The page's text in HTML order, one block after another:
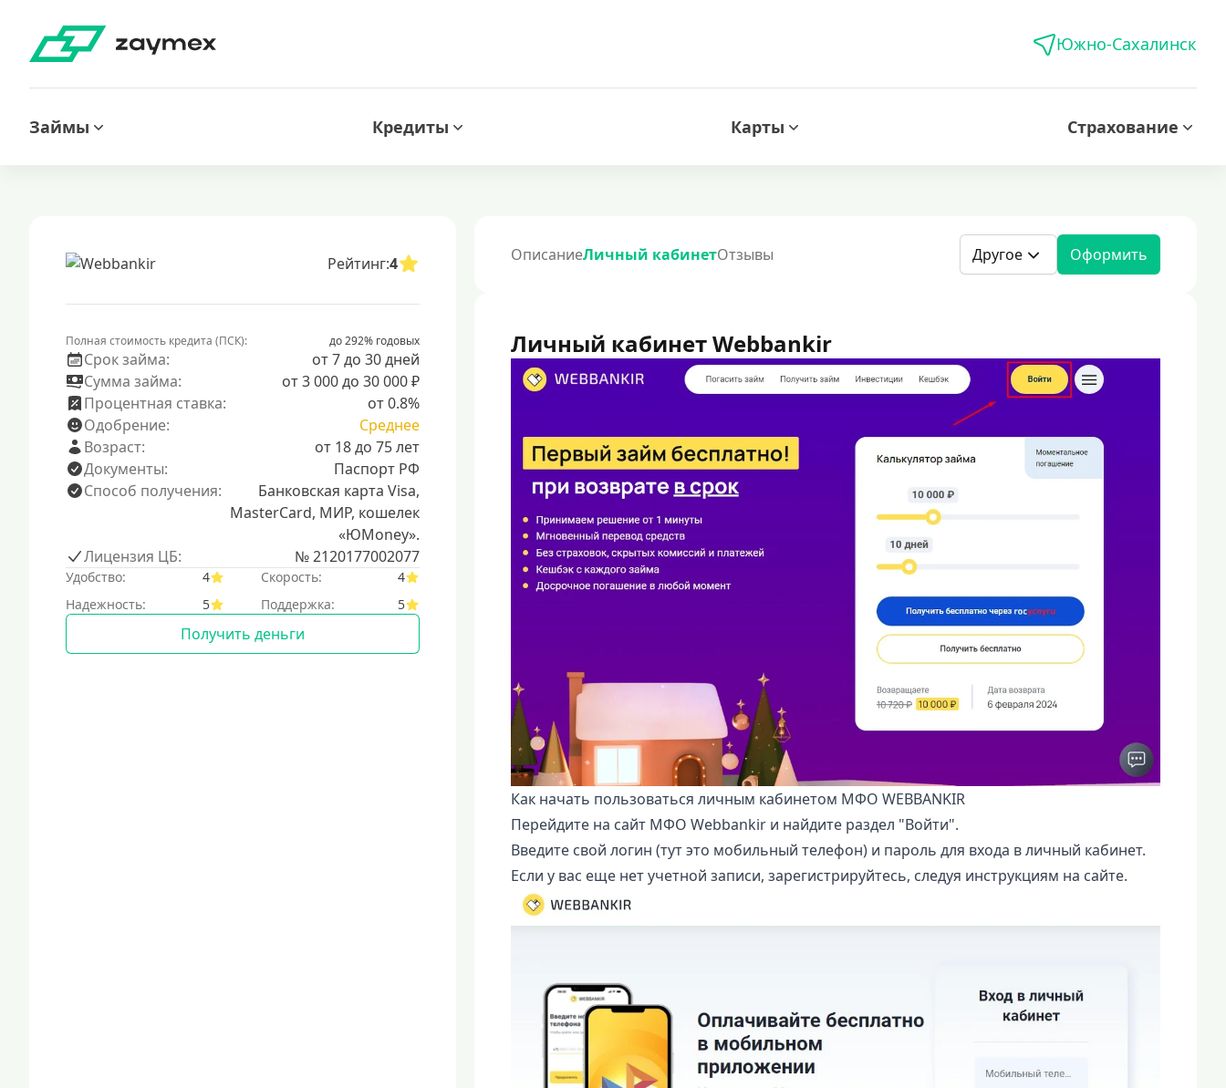
Южно-Сахалинск
Займы Кредиты Карты Страхование
Рейтинг:4
Полная стоимость кредита (ПСК): до 292% годовых
Срок займа:
от 7 до 30 дней
Сумма займа:
от 3 000 до 30 000 ₽
Процентная ставка:
от 0.8%
Одобрение:
Среднее
Возраст:
от 18 до 75 лет
Документы:
Паспорт РФ
Способ получения:
Банковская карта Visa,
MasterCard, МИР, кошелек
«ЮMoney».
Лицензия ЦБ:
№ 2120177002077
Удобство: 4 Скорость:
4
Надежность:
5 Поддержка: 5
Получить деньги
ОписаниеЛичный кабинетОтзывы Другое Оформить
Личный кабинет Webbankir
Как начать пользоваться личным кабинетом МФО WEBBANKIR
Перейдите на сайт МФО Webbankir и найдите раздел "Войти".
Введите свой логин (тут это мобильный телефон) и пароль для входа в личный кабинет.
Если у вас еще нет учетной записи, зарегистрируйтесь, следуя инструкциям на сайте.